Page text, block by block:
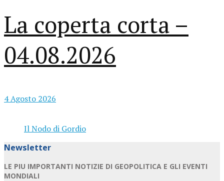
La coperta corta –
04.08.2026
4 Agosto 2026
Il Nodo di Gordio
Newsletter
LE PIU IMPORTANTI NOTIZIE DI GEOPOLITICA E GLI EVENTI
MONDIALI